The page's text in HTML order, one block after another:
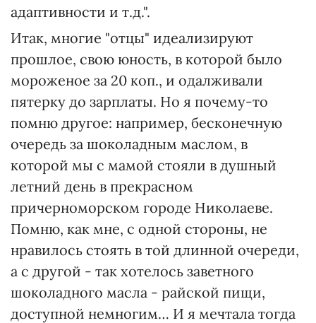
адаптивности и т.д.".
Итак, многие "отцы" идеализируют
прошлое, свою юность, в которой было
мороженое за 20 коп., и одалживали
пятерку до зарплаты. Но я почему-то
помню другое: например, бесконечную
очередь за шоколадным маслом, в
которой мы с мамой стояли в душный
летний день в прекрасном
причерноморском городе Николаеве.
Помню, как мне, с одной стороны, не
нравилось стоять в той длинной очереди,
а с другой - так хотелось заветного
шоколадного масла - райской пищи,
доступной немногим… И я мечтала тогда